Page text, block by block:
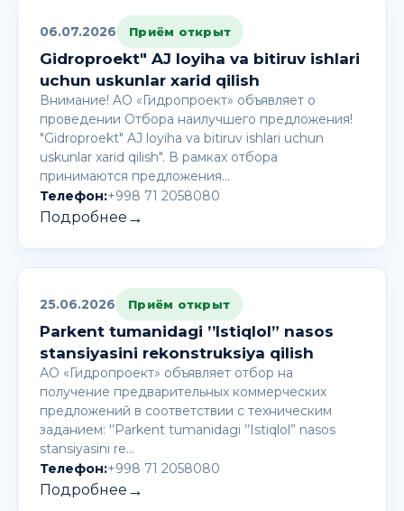
06.07.2026 Приём открыт
Gidroproekt" AJ loyiha va bitiruv ishlari
uchun uskunlar xarid qilish
Внимание! AО «Гидропроект» объявляет о
проведении Отбора наилучшего предложения!
"Gidroproekt" AJ loyiha va bitiruv ishlari uchun
uskunlar xarid qilish". В рамках отбора
принимаются предложения…
Телефон:+998 71 2058080
Подробнее →
25.06.2026 Приём открыт
Parkent tumanidagi ’’Istiqlol” nasos
stansiyasini rekonstruksiya qilish
АО «Гидропроект» объявляет отбор на
получение предварительных коммерческих
предложений в соответствии с техническим
заданием: '’Parkent tumanidagi ’’Istiqlol” nasos
stansiyasini re…
Телефон:+998 71 2058080
Подробнее →